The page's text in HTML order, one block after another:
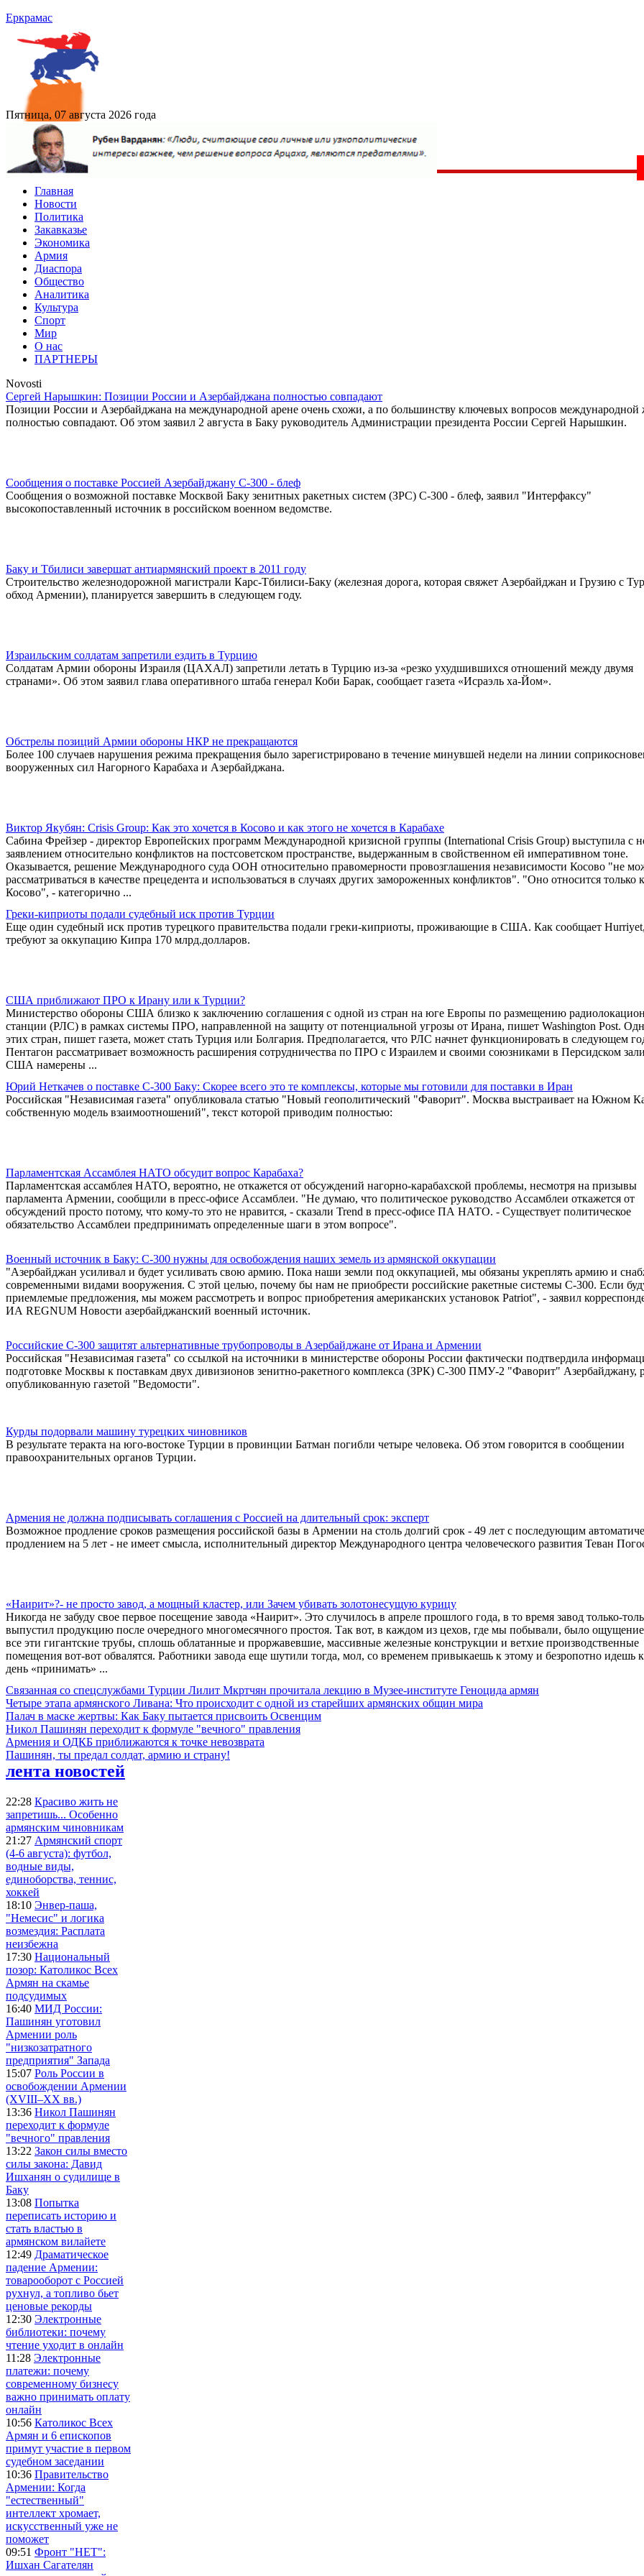
Еркрамас
Пятница, 07 августа 2026 года
Главная
Новости
Политика
Закавказье
Экономика
Армия
Диаспора
Общество
Аналитика
Культура
Спорт
Мир
О нас
ПАРТНЕРЫ
Novosti
Сергей Нарышкин: Позиции России и Азербайджана полностью совпадают
Позиции России и Азербайджана на международной арене очень схожи, а по большинству ключевых вопросов международной
полностью совпадают. Об этом заявил 2 августа в Баку руководитель Администрации президента России Сергей Нарышкин.
Сообщения о поставке Россией Азербайджану С-300 - блеф
Сообщения о возможной поставке Москвой Баку зенитных ракетных систем (ЗРС) С-300 - блеф, заявил "Интерфаксу"
высокопоставленный источник в российском военном ведомстве.
Баку и Тбилиси завершат антиармянский проект в 2011 году
Строительство железнодорожной магистрали Карс-Тбилиси-Баку (железная дорога, которая свяжет Азербайджан и Грузию с
обход Армении), планируется завершить в следующем году.
Израильским солдатам запретили ездить в Турцию
Солдатам Армии обороны Израиля (ЦАХАЛ) запретили летать в Турцию из-за «резко ухудшившихся отношений между двумя
странами». Об этом заявил глава оперативного штаба генерал Коби Барак, сообщает газета «Исраэль ха-Йом».
Обстрелы позиций Армии обороны НКР не прекращаются
Более 100 случаев нарушения режима прекращения было зарегистрировано в течение минувшей недели на линии
вооруженных сил Нагорного Карабаха и Азербайджана.
Виктор Якубян: Crisis Group: Как это хочется в Косово и как этого не хочется в Карабахе
Сабина Фрейзер - директор Европейских программ Международной кризисной группы (International Crisis Group) выступила с
заявлением относительно конфликтов на постсоветском пространстве, выдержанным в свойственном ей императивном тоне.
Оказывается, решение Международного суда ООН относительно правомерности провозглашения независимости Косово "не
рассматриваться в качестве прецедента и использоваться в случаях других замороженных конфликтов". "Оно относится только к
Косово", - категорично ...
Греки-киприоты подали судебный иск против Турции
Еще один судебный иск против турецкого правительства подали греки-киприоты, проживающие в США. Как сообщает
требуют за оккупацию Кипра 170 млрд.долларов.
США приближают ПРО к Ирану или к Турции?
Министерство обороны США близко к заключению соглашения с одной из стран на юге Европы по размещению
станции (РЛС) в рамках системы ПРО, направленной на защиту от потенциальной угрозы от Ирана, пишет Washington Post.
этих стран, пишет газета, может стать Турция или Болгария. Предполагается, что РЛС начнет функционировать в следующем
Пентагон рассматривает возможность расширения сотрудничества по ПРО с Израилем и своими союзниками в Персидском
США намерены ...
Юрий Неткачев о поставке С-300 Баку: Скорее всего это те комплексы, которые мы готовили для поставки в Иран
Российская "Независимая газета" опубликовала статью "Новый геополитический "Фаворит". Москва выстраивает на Южном
собственную модель взаимоотношений", текст которой приводим полностью:
Парламентская Ассамблея НАТО обсудит вопрос Карабаха?
Парламентская ассамблея НАТО, вероятно, не откажется от обсуждений нагорно-карабахской проблемы, несмотря на призывы
парламента Армении, сообщили в пресс-офисе Ассамблеи. "Не думаю, что политическое руководство Ассамблеи откажется от
обсуждений просто потому, что кому-то это не нравится, - сказали Trend в пресс-офисе ПА НАТО. - Существует политическое
обязательство Ассамблеи предпринимать определенные шаги в этом вопросе".
Военный источник в Баку: С-300 нужны для освобождения наших земель из армянской оккупации
"Азербайджан усиливал и будет усиливать свою армию. Пока наши земли под оккупацией, мы обязаны укреплять армию и
современными видами вооружения. С этой целью, почему бы нам не приобрести российские ракетные системы С-300. Если
приемлемые предложения, мы можем рассмотреть и вопрос приобретения американских установок Patriot", - заявил
ИА REGNUM Новости азербайджанский военный источник.
Российские С-300 защитят альтернативные трубопроводы в Азербайджане от Ирана и Армении
Российская "Независимая газета" со ссылкой на источники в министерстве обороны России фактически подтвердила
подготовке Москвы к поставкам двух дивизионов зенитно-ракетного комплекса (ЗРК) С-300 ПМУ-2 "Фаворит" Азербайджану,
опубликованную газетой "Ведомости".
Курды подорвали машину турецких чиновников
В результате теракта на юго-востоке Турции в провинции Батман погибли четыре человека. Об этом говорится в сообщении
правоохранительных органов Турции.
Армения не должна подписывать соглашения с Россией на длительный срок: эксперт
Возможное продление сроков размещения российской базы в Армении на столь долгий срок - 49 лет с последующим
продлением на 5 лет - не имеет смысла, исполнительный директор Международного центра человеческого развития Теван
«Наирит»?- не просто завод, а мощный кластер, или Зачем убивать золотонесущую курицу
Никогда не забуду свое первое посещение завода «Наирит». Это случилось в апреле прошлого года, в то время завод только-
выпустил продукцию после очередного многомесячного простоя. Так вот, в каждом из цехов, где мы побывали, было
все эти гигантские трубы, сплошь облатанные и проржавевшие, массивные железные конструкции и ветхие производственные
помещения вот-вот обвалятся. Работники завода еще шутили тогда, мол, со временем привыкаешь к этому и безропотно идешь
день «принимать» ...
Связанная со спецслужбами Турции Лилит Мкртчян прочитала лекцию в Музее-институте Геноцида армян
Четыре этапа армянского Ливана: Что происходит с одной из старейших армянских общин мира
Палач в маске жертвы: Как Баку пытается присвоить Освенцим
Никол Пашинян переходит к формуле "вечного" правления
Армения и ОДКБ приближаются к точке невозврата
Пашинян, ты предал солдат, армию и страну!
лента новостей
22:28 Красиво жить не
запретишь... Особенно
армянским чиновникам
21:27 Армянский спорт
(4-6 августа): футбол,
водные виды,
единоборства, теннис,
хоккей
18:10 Энвер-паша,
"Немесис" и логика
возмездия: Расплата
неизбежна
17:30 Национальный
позор: Католикос Всех
Армян на скамье
подсудимых
16:40 МИД России:
Пашинян уготовил
Армении роль
"низкозатратного
предприятия" Запада
15:07 Роль России в
освобождении Армении
(XVIII–XX вв.)
13:36 Никол Пашинян
переходит к формуле
"вечного" правления
13:22 Закон силы вместо
силы закона: Давид
Ишханян о судилище в
Баку
13:08 Попытка
переписать историю и
стать властью в
армянском вилайете
12:49 Драматическое
падение Армении:
товарооборот с Россией
рухнул, а топливо бьет
ценовые рекорды
12:30 Электронные
библиотеки: почему
чтение уходит в онлайн
11:28 Электронные
платежи: почему
современному бизнесу
важно принимать оплату
онлайн
10:56 Католикос Всех
Армян и 6 епископов
примут участие в первом
судебном заседании
10:36 Правительство
Армении: Когда
"естественный"
интеллект хромает,
искусственный уже не
поможет
09:51 Фронт "НЕТ":
Ишхан Сагателян